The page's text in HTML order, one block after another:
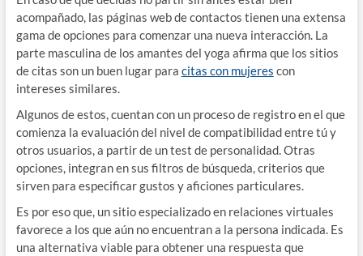
acompañado, las páginas web de contactos tienen una extensa
gama de opciones para comenzar una nueva interacción. La
parte masculina de los amantes del yoga afirma que los sitios
de citas son un buen lugar para citas con mujeres con
intereses similares.
Algunos de estos, cuentan con un proceso de registro en el que
comienza la evaluación del nivel de compatibilidad entre tú y
otros usuarios, a partir de un test de personalidad. Otras
opciones, integran en sus filtros de búsqueda, criterios que
sirven para especificar gustos y aficiones particulares.
Es por eso que, un sitio especializado en relaciones virtuales
favorece a los que aún no encuentran a la persona indicada. Es
una alternativa viable para obtener una respuesta que